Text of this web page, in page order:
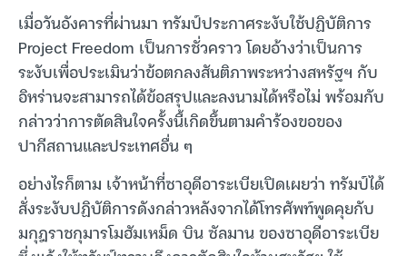
เมื่อวันอังคารที่ผ่านมา ทรัมป์ประกาศระงับใช้ปฏิบัติการ
Project Freedom เป็นการชั่วคราว โดยอ้างว่าเป็นการ
ระงับเพื่อประเมินว่าข้อตกลงสันติภาพระหว่างสหรัฐฯ กับ
อิหร่านจะสามารถได้ข้อสรุปและลงนามได้หรือไม่ พร้อมกับ
กล่าวว่าการตัดสินใจครั้งนี้เกิดขึ้นตามคำร้องขอของ
ปากีสถานและประเทศอื่น ๆ
อย่างไรก็ตาม เจ้าหน้าที่ซาอุดีอาระเบียเปิดเผยว่า ทรัมป์ได้
สั่งระงับปฏิบัติการดังกล่าวหลังจากได้โทรศัพท์พูดคุยกับ
มกุฎราชกุมารโมฮัมเหม็ด บิน ซัลมาน ของซาอุดีอาระเบีย